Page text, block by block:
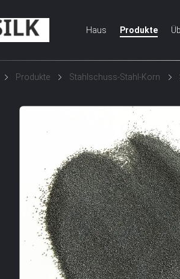
Haus Produkte
Produkte Stahlschuss-Stahl-Korn